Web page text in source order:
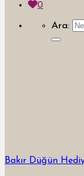
0
Ara:
Bakır Düğün